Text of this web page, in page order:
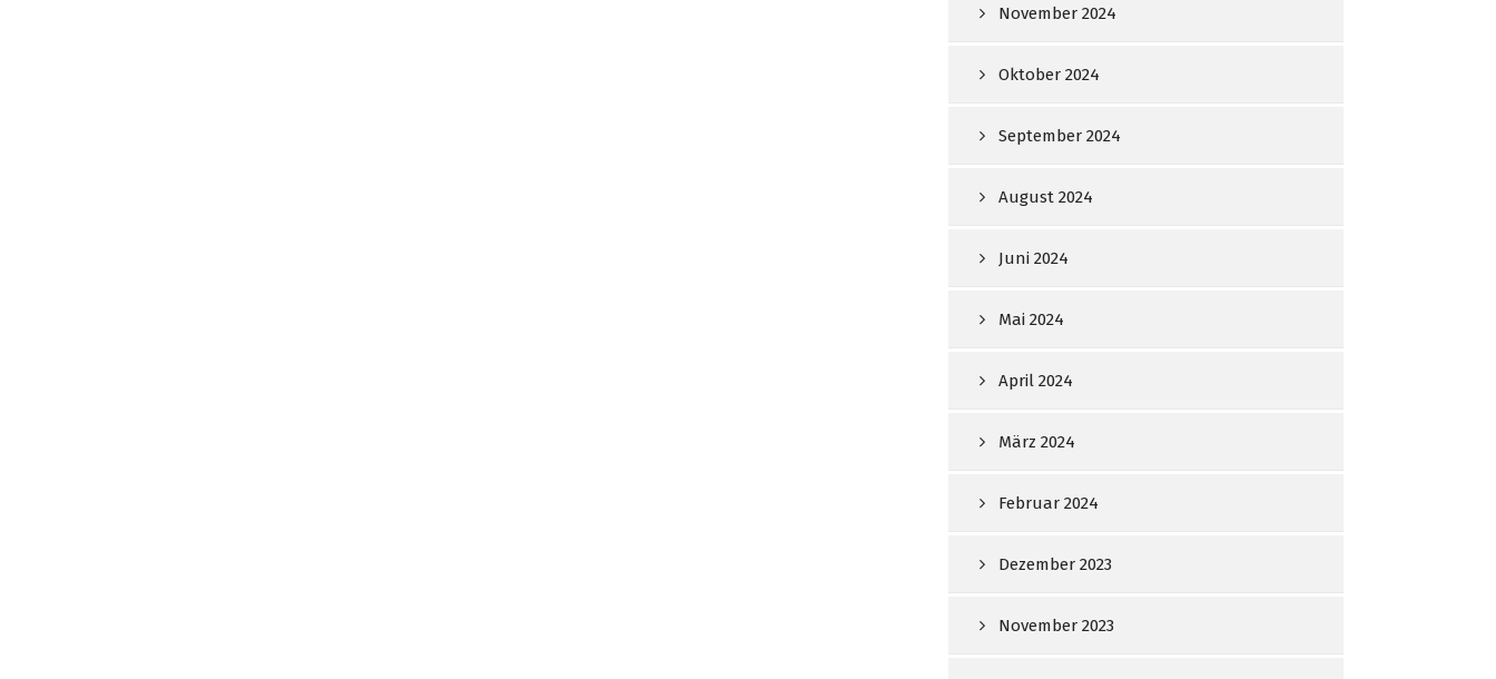
November 2024
Oktober 2024
September 2024
August 2024
Juni 2024
Mai 2024
April 2024
März 2024
Februar 2024
Dezember 2023
November 2023